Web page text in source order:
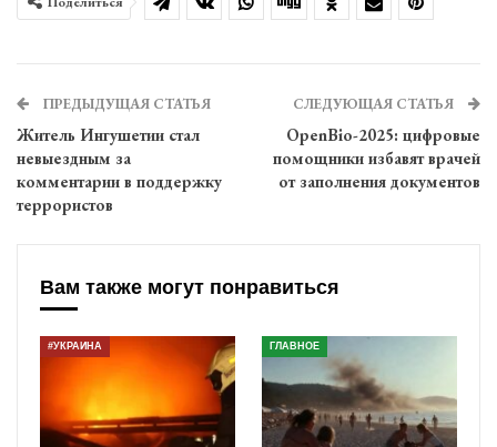
ПРЕДЫДУЩАЯ СТАТЬЯ
Житель Ингушетии стал
невыездным за
комментарии в поддержку
террористов
СЛЕДУЮЩАЯ СТАТЬЯ
OpenBio-2025: цифровые
помощники избавят врачей
от заполнения документов
Вам также могут понравиться
#УКРАИНА ГЛАВНОЕ